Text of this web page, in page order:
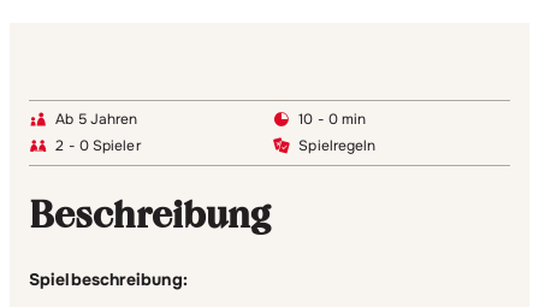
Ab 5 Jahren
10 - 0 min
2 - 0 Spieler
Spielregeln
Beschreibung
Spielbeschreibung: